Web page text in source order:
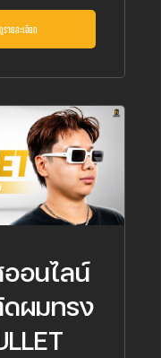
ดูรายละเอียด
อนไลน์
ผมทรง